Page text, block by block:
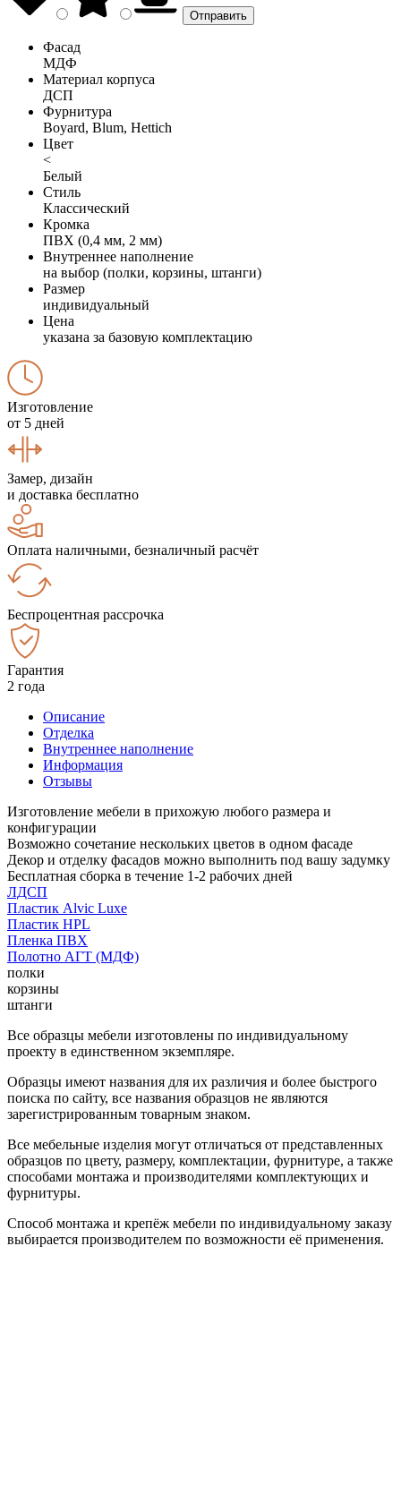
Фасад
МДФ
Материал корпуса
ДСП
Фурнитура
Boyard, Blum, Hettich
Цвет
<
Белый
Стиль
Классический
Кромка
ПВХ (0,4 мм, 2 мм)
Внутреннее наполнение
на выбор (полки, корзины, штанги)
Размер
индивидуальный
Цена
указана за базовую комплектацию
Изготовление
от 5 дней
Замер, дизайн
и доставка бесплатно
Оплата наличными, безналичный расчёт
Беспроцентная рассрочка
Гарантия
2 года
Описание
Отделка
Внутреннее наполнение
Информация
Отзывы
Изготовление мебели в прихожую любого размера и
конфигурации
Возможно сочетание нескольких цветов в одном фасаде
Декор и отделку фасадов можно выполнить под вашу задумку
Бесплатная сборка в течение 1-2 рабочих дней
ЛДСП
Пластик Alvic Luxe
Пластик HPL
Пленка ПВХ
Полотно АГТ (МДФ)
полки
корзины
штанги
Все образцы мебели изготовлены по индивидуальному
проекту в единственном экземпляре.
Образцы имеют названия для их различия и более быстрого
поиска по сайту, все названия образцов не являются
зарегистрированным товарным знаком.
Все мебельные изделия могут отличаться от представленных
образцов по цвету, размеру, комплектации, фурнитуре, а также
способами монтажа и производителями комплектующих и
фурнитуры.
Способ монтажа и крепёж мебели по индивидуальному заказу
выбирается производителем по возможности её применения.